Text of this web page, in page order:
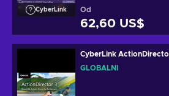
CyberLink Od
62,60 US$
CyberLink
GLOBÁLNÍ